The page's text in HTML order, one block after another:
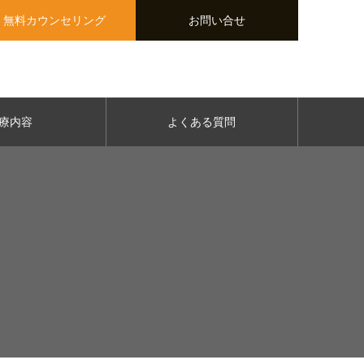
無料カウンセリング お問い合せ
内容 よくある質問